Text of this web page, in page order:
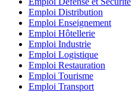
Emploi Distribution
Emploi Enseignement
Emploi Hôtellerie
Emploi Industrie
Emploi Logistique
Emploi Restauration
Emploi Tourisme
Emploi Transport